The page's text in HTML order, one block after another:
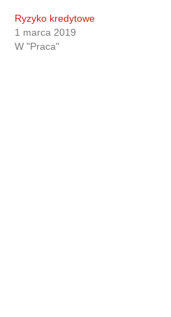
Ryzyko kredytowe
1 marca 2019
W "Praca"